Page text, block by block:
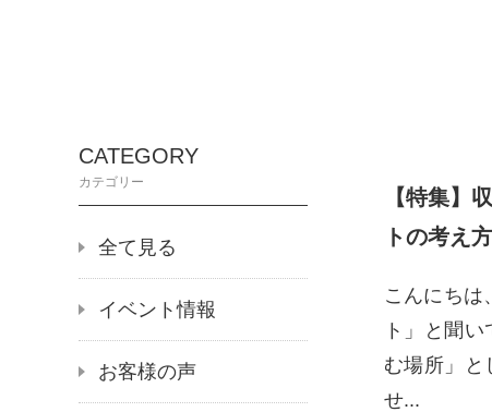
CATEGORY
カテゴリー
全て見る
イベント情報
お客様の声
【特集】
トの考え方
こんにちは
ト」と聞
む場所」と
せ...